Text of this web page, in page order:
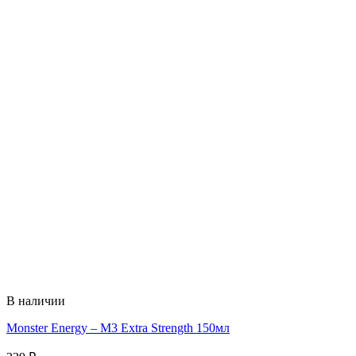
В наличии
Monster Energy – M3 Extra Strength 150мл